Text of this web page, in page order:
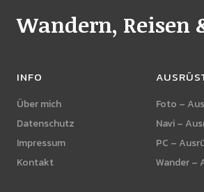
Wandern, Reisen
INFO
Über mich
Datenschutz
Impressum
Kontakt
Foto –
Navi –
PC –
Wander –